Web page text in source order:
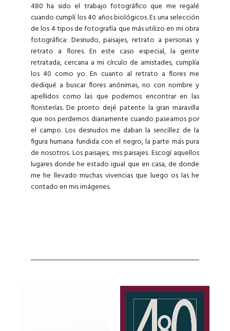
480 ha sido el trabajo fotográfico que me regalé
cuando cumplí los 40 años biológicos.Es una selección
de los 4 tipos de fotografía que más utilizo en mi obra
fotográfica: Desnudo, paisajes, retrato a personas y
retrato a flores. En este caso especial, la gente
retratada, cercana a mi círculo de amistades, cumplía
los 40 como yo.En cuanto al retrato a flores me
dediqué a buscar flores anónimas, no con nombre y
apellidos como las que podemos encontrar en las
floristerías. De pronto dejé patente la gran maravilla
que nos perdemos diariamente cuando paseamos por
el campo. Los desnudos me daban la sencillez de la
figura humana fundida con el negro, la parte más pura
de nosotros. Los paisajes, mis paisajes. Escogí aquellos
lugares donde he estado igual que en casa, de donde
me he llevado muchas vivencias que luego os las he
contado en mis imágenes.